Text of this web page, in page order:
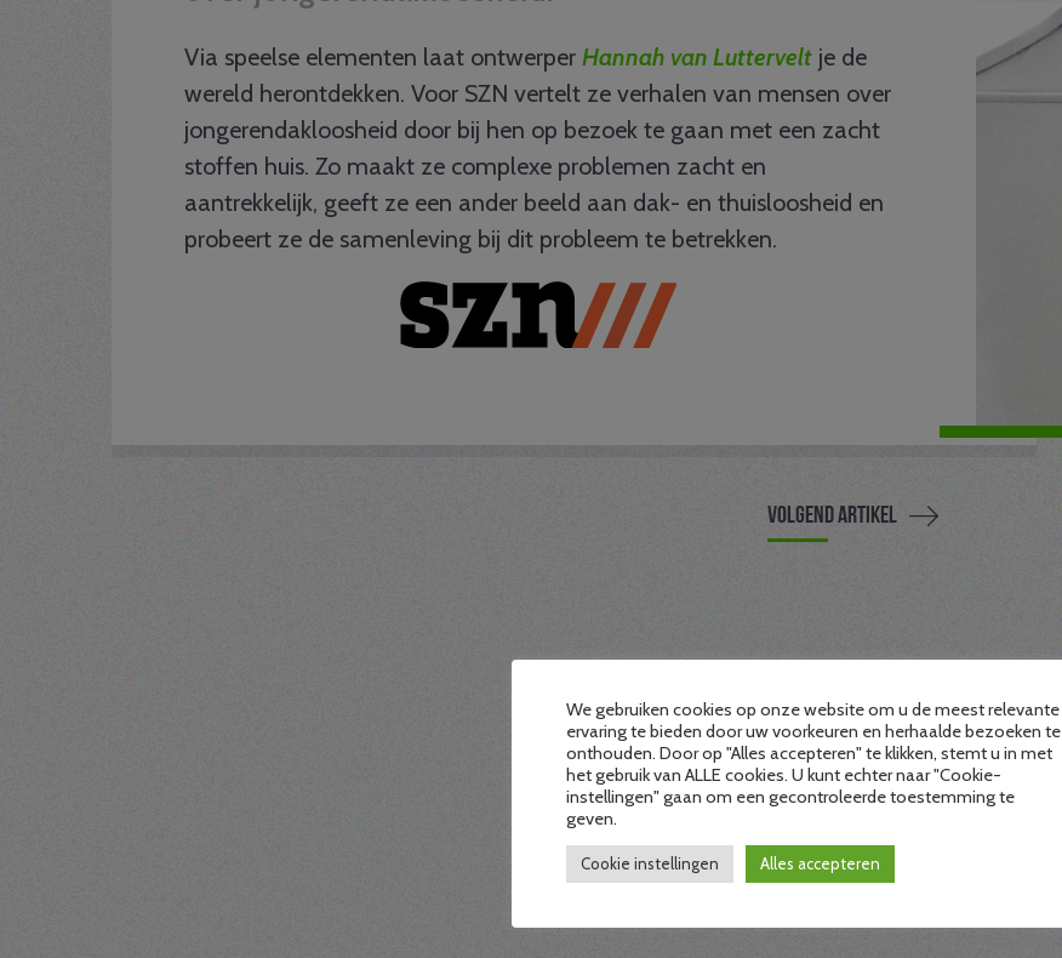
Via speelse elementen laat ontwerper Hannah van Luttervelt je de
wereld herontdekken. Voor SZN vertelt ze verhalen van mensen over
jongerendakloosheid door bij hen op bezoek te gaan met een zacht
stoffen huis. Zo maakt ze complexe problemen zacht en
aantrekkelijk, geeft ze een ander beeld aan dak- en thuisloosheid en
probeert ze de samenleving bij dit probleem te betrekken.
Volgend artikel
We gebruiken cookies op onze website om u de meest relevante
ervaring te bieden door uw voorkeuren en herhaalde bezoeken te
onthouden. Door op "Alles accepteren" te klikken, stemt u in met
het gebruik van ALLE cookies. U kunt echter naar "Cookie-
instellingen" gaan om een gecontroleerde toestemming te
geven.
Cookie instellingen Alles accepteren